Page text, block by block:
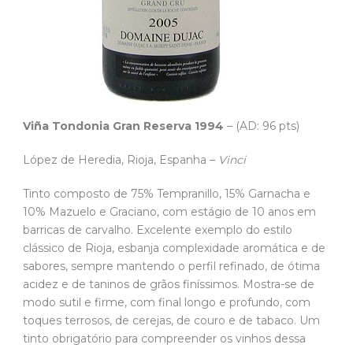
Viña Tondonia Gran Reserva 1994 – (AD: 96 pts)
López de Heredia, Rioja, Espanha – Vinci
Tinto composto de 75% Tempranillo, 15% Garnacha e
10% Mazuelo e Graciano, com estágio de 10 anos em
barricas de carvalho. Excelente exemplo do estilo
clássico de Rioja, esbanja complexidade aromática e de
sabores, sempre mantendo o perfil refinado, de ótima
acidez e de taninos de grãos finíssimos. Mostra-se de
modo sutil e firme, com final longo e profundo, com
toques terrosos, de cerejas, de couro e de tabaco. Um
tinto obrigatório para compreender os vinhos dessa